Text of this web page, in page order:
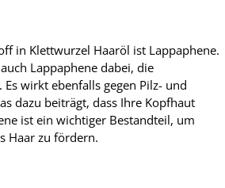
in Klettwurzel Haaröl ist Lappaphene.
Lappaphene dabei, die
wirkt ebenfalls gegen Pilz- und
dazu beiträgt, dass Ihre Kopfhaut
ist ein wichtiger Bestandteil, um
Haar zu fördern.